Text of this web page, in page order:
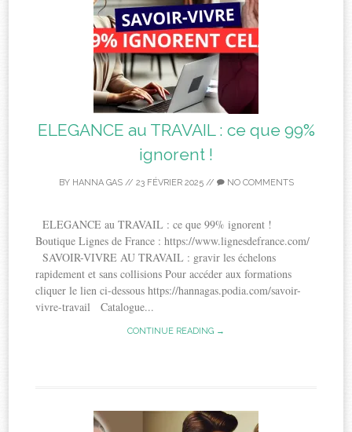
ELEGANCE au TRAVAIL : ce que 99%
ignorent !
BY HANNA GAS// 23 FÉVRIER 2025// NO COMMENTS
ELEGANCE au TRAVAIL : ce que 99% ignorent !
Boutique Lignes de France : https://www.lignesdefrance.com/
SAVOIR-VIVRE AU TRAVAIL : gravir les échelons
rapidement et sans collisions Pour accéder aux formations
cliquer le lien ci-dessous https://hannagas.podia.com/savoir-
vivre-travail Catalogue...
CONTINUE READING →